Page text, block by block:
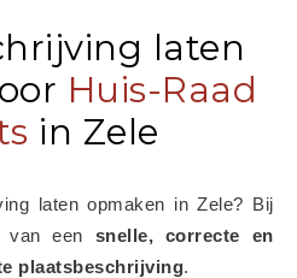
laten
Huis-Raad
in Zele
laten opmaken in Zele? Bij
van een snelle, correcte en
plaatsbeschrijving.